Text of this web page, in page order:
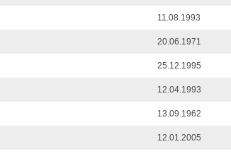
11.08.1993
20.06.1971
25.12.1995
12.04.1993
13.09.1962
12.01.2005